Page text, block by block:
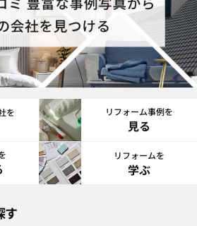
を リフォーム事例を
見る
リフォームを
学ぶ
す